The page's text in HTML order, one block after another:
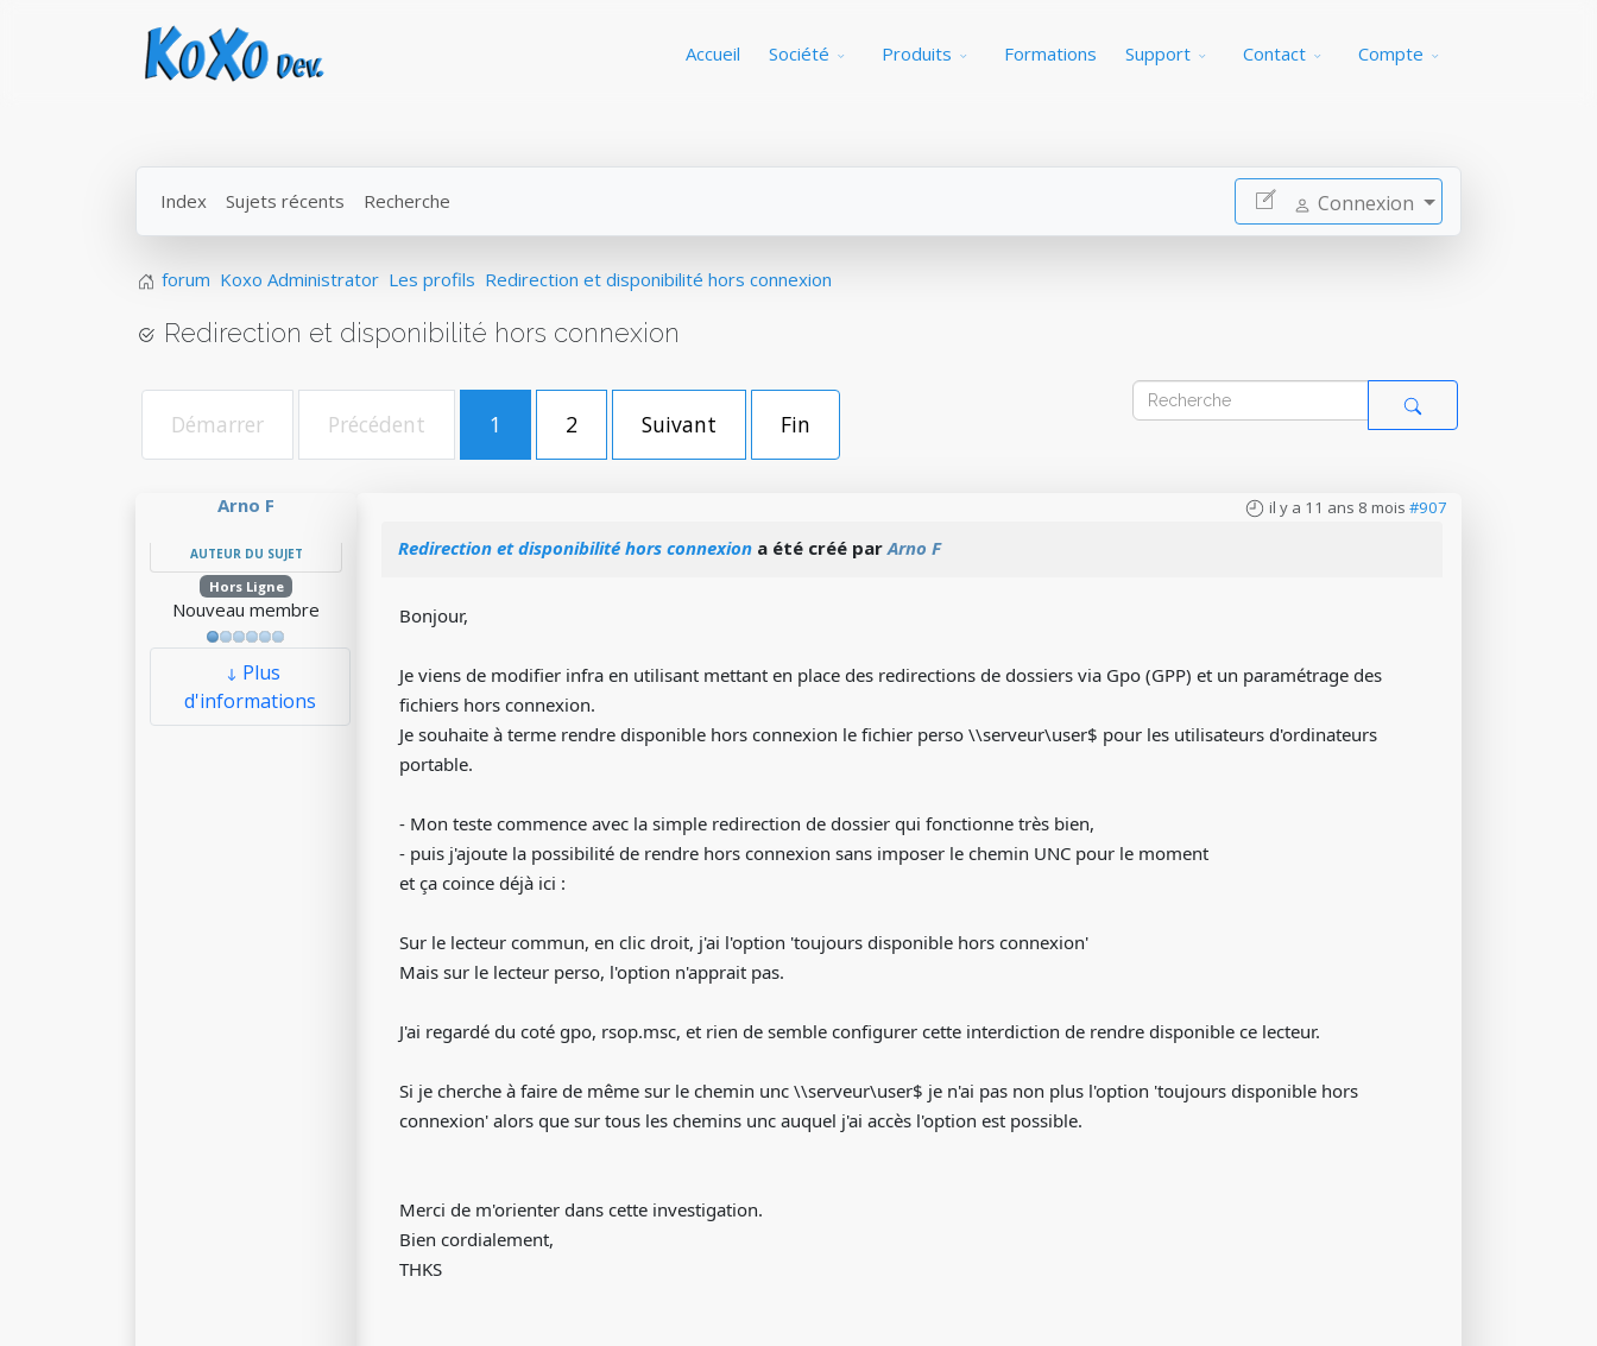
Accueil Société Produits Formations Support Contact Compte
Index Sujets récents Recherche Connexion
forum Koxo Administrator Les profils Redirection et disponibilité hors connexion
Redirection et disponibilité hors connexion
Démarrer Précédent 1 2 Suivant Fin
Arno F
AUTEUR DU SUJET
Hors Ligne
Nouveau membre
Plus
d'informations
il y a 11 ans 8 mois #907
Redirection et disponibilité hors connexion a été créé parArno F
Bonjour,
Je viens de modifier infra en utilisant mettant en place des redirections de dossiers via Gpo (GPP) et un paramétrage des
fichiers hors connexion.
Je souhaite à terme rendre disponible hors connexion le fichier perso \\serveur\user$ pour les utilisateurs d'ordinateurs
portable.
- Mon teste commence avec la simple redirection de dossier qui fonctionne très bien,
- puis j'ajoute la possibilité de rendre hors connexion sans imposer le chemin UNC pour le moment
et ça coince déjà ici :
Sur le lecteur commun, en clic droit, j'ai l'option 'toujours disponible hors connexion'
Mais sur le lecteur perso, l'option n'apprait pas.
J'ai regardé du coté gpo, rsop.msc, et rien de semble configurer cette interdiction de rendre disponible ce lecteur.
Si je cherche à faire de même sur le chemin unc \\serveur\user$ je n'ai pas non plus l'option 'toujours disponible hors
connexion' alors que sur tous les chemins unc auquel j'ai accès l'option est possible.
Merci de m'orienter dans cette investigation.
Bien cordialement,
THKS